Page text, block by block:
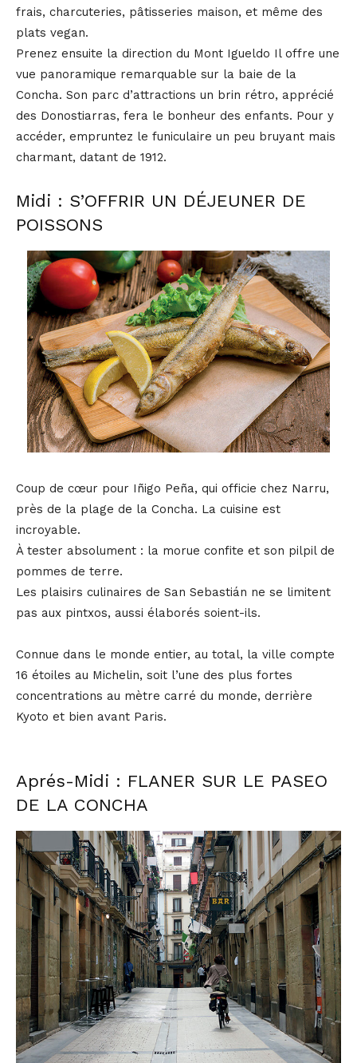
frais, charcuteries, pâtisseries maison, et même des
plats vegan.
Prenez ensuite la direction du Mont Igueldo Il offre une
vue panoramique remarquable sur la baie de la
Concha. Son parc d’attractions un brin rétro, apprécié
des Donostiarras, fera le bonheur des enfants. Pour y
accéder, empruntez le funiculaire un peu bruyant mais
charmant, datant de 1912.
Midi : S’OFFRIR UN DÉJEUNER DE
POISSONS
Coup de cœur pour Iñigo Peña, qui officie chez Narru,
près de la plage de la Concha. La cuisine est
incroyable.
À tester absolument : la morue confite et son pilpil de
pommes de terre.
Les plaisirs culinaires de San Sebastián ne se limitent
pas aux pintxos, aussi élaborés soient-ils.
Connue dans le monde entier, au total, la ville compte
16 étoiles au Michelin, soit l’une des plus fortes
concentrations au mètre carré du monde, derrière
Kyoto et bien avant Paris.
Aprés-Midi : FLANER SUR LE PASEO
DE LA CONCHA